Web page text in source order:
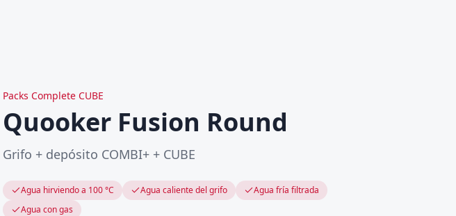
Packs Complete CUBE
Quooker Fusion Round
Grifo + depósito COMBI+ + CUBE
Agua hirviendo a 100 °C Agua caliente del grifo
Agua fría filtrada
Agua con gas